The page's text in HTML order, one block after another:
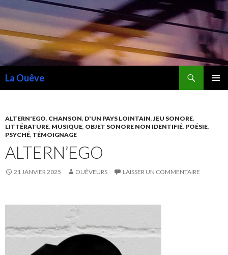
La Ouêve
ALTERN'EGO, CHANSON, D'UN PAYS LOINTAIN, JEU SONORE,
LITTÉRATURE, MUSIQUE, OBJET SONORE NON IDENTIFIÉ, POÉSIE,
PSYCHÉ, TÉMOIGNAGE
ALTERN’EGO
21 JANVIER 2025 OUÊVEURS LAISSER UN COMMENTAIRE